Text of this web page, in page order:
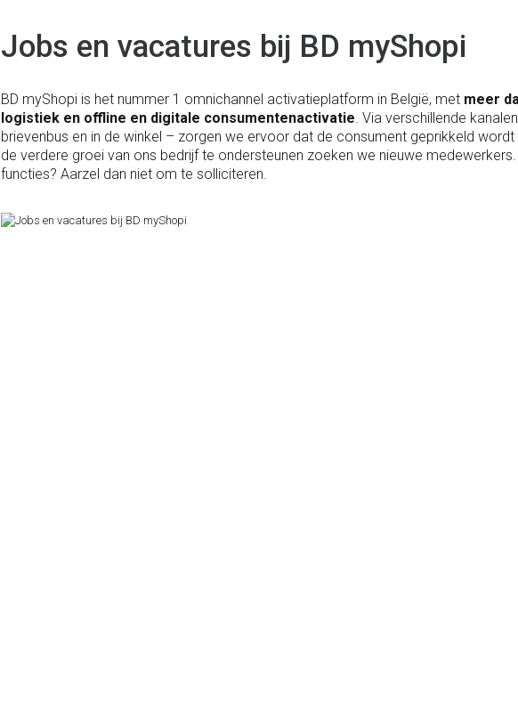
Jobs en vacatures bij BD myShopi
BD myShopi is het nummer 1 omnichannel activatieplatform in België, met meer
logistiek en offline en digitale consumentenactivatie. Via verschillende
brievenbus en in de winkel – zorgen we ervoor dat de consument geprikkeld
de verdere groei van ons bedrijf te ondersteunen zoeken we nieuwe
functies? Aarzel dan niet om te solliciteren.